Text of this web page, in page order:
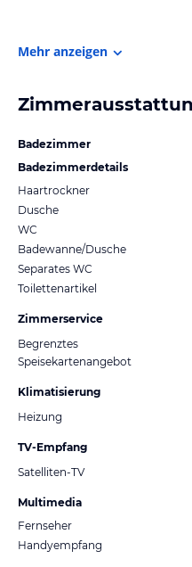
Mehr anzeigen
Badezimmer
Badezimmerdetails
Haartrockner
Dusche
WC
Badewanne/Dusche
Separates WC
Toilettenartikel
Zimmerservice
Begrenztes
Speisekartenangebot
Klimatisierung
Heizung
TV-Empfang
Satelliten-TV
Multimedia
Fernseher
Handyempfang